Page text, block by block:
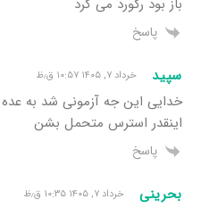
باز بود رکورد می کرد
پاسخ
سپید خرداد ۷, ۱۴۰۵ ۱۰:۵۷ ق٫ظ
خدایی این جه آزمونی شد به
اینقدر استرس متحمل بشن
پاسخ
بحرینی خرداد ۷, ۱۴۰۵ ۱۰:۳۵ ق٫ظ